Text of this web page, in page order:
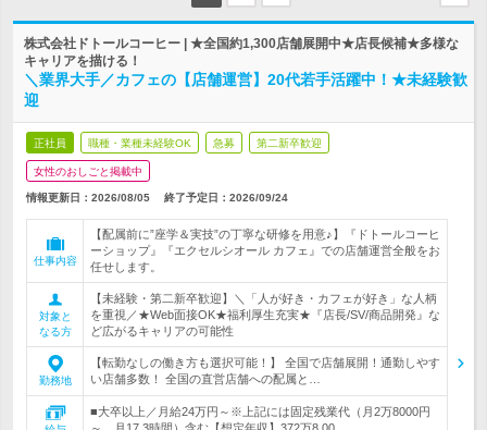
株式会社ドトールコーヒー | ★全国約1,300店舗展開中★店長候補★多様な
キャリアを描ける！
＼業界大手／カフェの【店舗運営】20代若手活躍中！★未経験歓
迎
正社員 職種・業種未経験OK 急募 第二新卒歓迎
女性のおしごと掲載中
情報更新日：2026/08/05 終了予定日： 2026/09/24
仕事内容
【配属前に”座学＆実技”の丁寧な研修を用意♪】『ドトールコーヒ
ーショップ』『エクセルシオール カフェ』での店舗運営全般をお
任せします。
対象と
なる方
【未経験・第二新卒歓迎】＼「人が好き・カフェが好き」な人柄
を重視／★Web面接OK★福利厚生充実★『店長/SV/商品開発』な
ど広がるキャリアの可能性
勤務地
【転勤なしの働き方も選択可能！】 全国で店舗展開！通勤しやす
い店舗多数！ 全国の直営店舗への配属と…
■大卒以上／月給24万円～※上記には固定残業代（月2万8000円